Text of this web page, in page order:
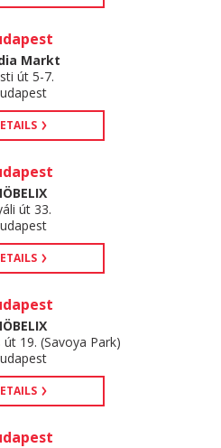
Markt
út 5-7.
út 33.
út 19. (Savoya Park)